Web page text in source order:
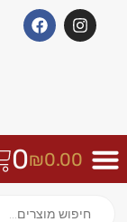
₪0.00
0